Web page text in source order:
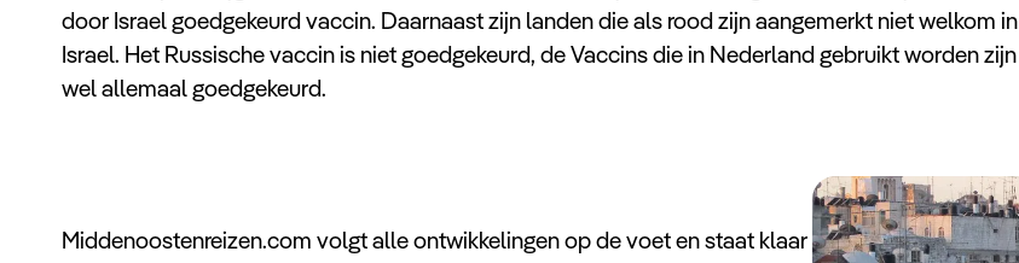
door Israel goedgekeurd vaccin. Daarnaast zijn landen die als rood zijn aangemerkt niet welkom in
Israel. Het Russische vaccin is niet goedgekeurd, de Vaccins die in Nederland gebruikt worden zijn
wel allemaal goedgekeurd.
Middenoostenreizen.com volgt alle ontwikkelingen op de voet en staat klaar